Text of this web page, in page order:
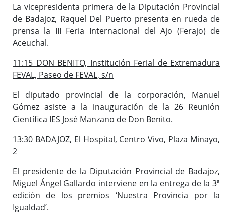
La vicepresidenta primera de la Diputación Provincial
de Badajoz, Raquel Del Puerto presenta en rueda de
prensa la III Feria Internacional del Ajo (Ferajo) de
Aceuchal.
11:15 DON BENITO, Institución Ferial de Extremadura
FEVAL, Paseo de FEVAL, s/n
El diputado provincial de la corporación, Manuel
Gómez asiste a la inauguración de la 26 Reunión
Científica IES José Manzano de Don Benito.
13:30 BADAJOZ, El Hospital, Centro Vivo, Plaza Minayo,
2
El presidente de la Diputación Provincial de Badajoz,
Miguel Ángel Gallardo interviene en la entrega de la 3ª
edición de los premios ‘Nuestra Provincia por la
Igualdad’.